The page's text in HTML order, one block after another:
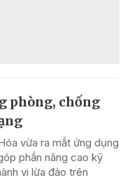
phòng, chống
vừa ra mắt ứng dụng
phần nâng cao kỹ
vi lừa đảo trên